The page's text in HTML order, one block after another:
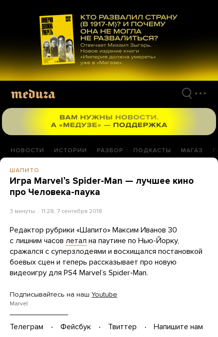
материалам
НОВОСТИ ИСТОРИИ РАЗБОР ПОДКАСТЫ МАГАЗ
ШАПИТО
Игра Marvelʼs Spider-Man — лучшее кино
про Человека-паука
3 минуты 11:28, 7 сентября 2018
Редактор рубрики «Шапито» Максим Иванов 30
с лишним часов летал на паутине по Нью-Йорку,
сражался с суперзлодеями и восхищался постановкой
боевых сцен и теперь рассказывает про новую
видеоигру для PS4 Marvelʼs Spider-Man.
Подписывайтесь на наш Youtube
Marvel
Телеграм Фейсбук Твиттер Напишите нам